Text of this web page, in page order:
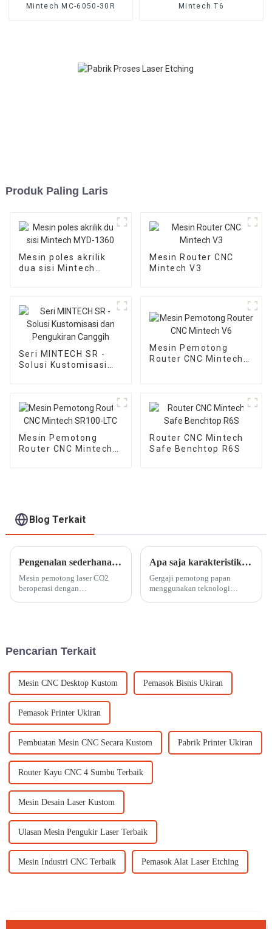
Mintech MC-6050-30R
Mintech T6
Produk Paling Laris
Mesin poles akrilik
dua sisi Mintech
Mesin Router CNC
Mintech V3
Seri MINTECH SR -
Solusi Kustomisasi
Mesin Pemotong
Router CNC Mintech
Mesin Pemotong
Router CNC Mintech
Router CNC Mintech
Safe Benchtop R6S
Blog Terkait
Pengenalan sederhana fungsi mesin pemotong laser CO2
Mesin pemotong laser CO2
beroperasi dengan
pemotongan yang presisi.
Apa saja karakteristik gergaji pemotong papan?
Gergaji pemotong papan
menggunakan teknologi
Tingkatkan proses...
Pencarian Terkait
Mesin CNC Desktop Kustom Pemasok Bisnis Ukiran
Pemasok Printer Ukiran
Pembuatan Mesin CNC Secara Kustom Pabrik Printer Ukiran
Router Kayu CNC 4 Sumbu Terbaik
Mesin Desain Laser Kustom
Ulasan Mesin Pengukir Laser Terbaik
Mesin Industri CNC Terbaik Pemasok Alat Laser Etching